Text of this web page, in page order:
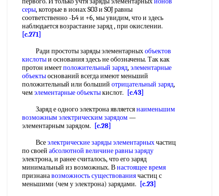
серы, которые в ионах SO3 и SOJ равны
соответственно -Ь4 и +6, мы увидим, что и здесь
наблюдается возрастание заряд , при окислении.
[c.271]
Ради простоты заряды элементарныхобъектов
кислотыи основания здесь не обозначены. Так как
протон имеетположительный заряд,элементарные
объектыоснований всегда имеют меньший
положительный или больший отрицательный заряд,
чемэлементарные объектыкислот.
[c.43]
Заряд е одного электрона являетсянаименьшим
возможнымэлектрическим зарядом—
элементарным зарядом.
[c.28]
Всеэлектрические заряды элементарныхчастиц
по своей абсолютной величинеравны заряду
электрона, и ранее считалось, что его заряд
минимальный из возможных. Внастоящее время
признанавозможность существованиячастиц с
меньшими (чем у электрона) зарядами.
[c.23]